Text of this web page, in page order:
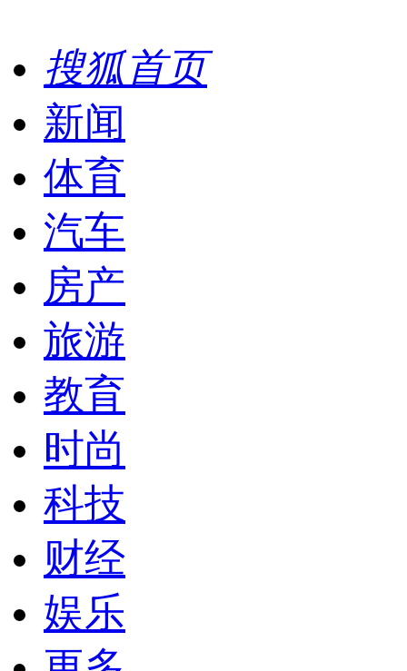
搜狐首页
新闻
体育
汽车
房产
旅游
教育
时尚
科技
财经
娱乐